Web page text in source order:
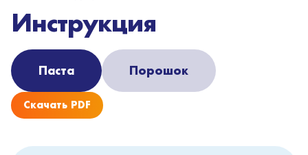
Инструкция
Паста Порошок
Скачать PDF